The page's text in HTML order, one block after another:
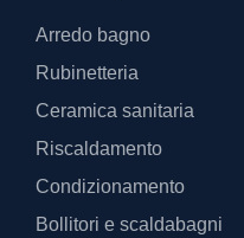
Arredo bagno
Rubinetteria
Ceramica sanitaria
Riscaldamento
Condizionamento
Bollitori e scaldabagni